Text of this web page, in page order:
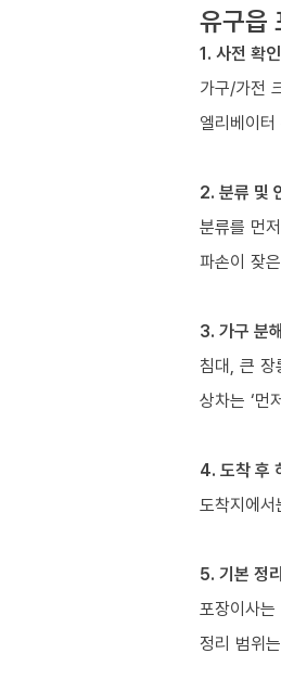
유구읍
1. 사전 확
가구/가전
엘리베이
2. 분류 및
분류를 먼
파손이 잦
3. 가구 분
침대, 큰
상차는 ‘먼
4. 도착 후
도착지에
5. 기본 정
포장이사
정리 범위